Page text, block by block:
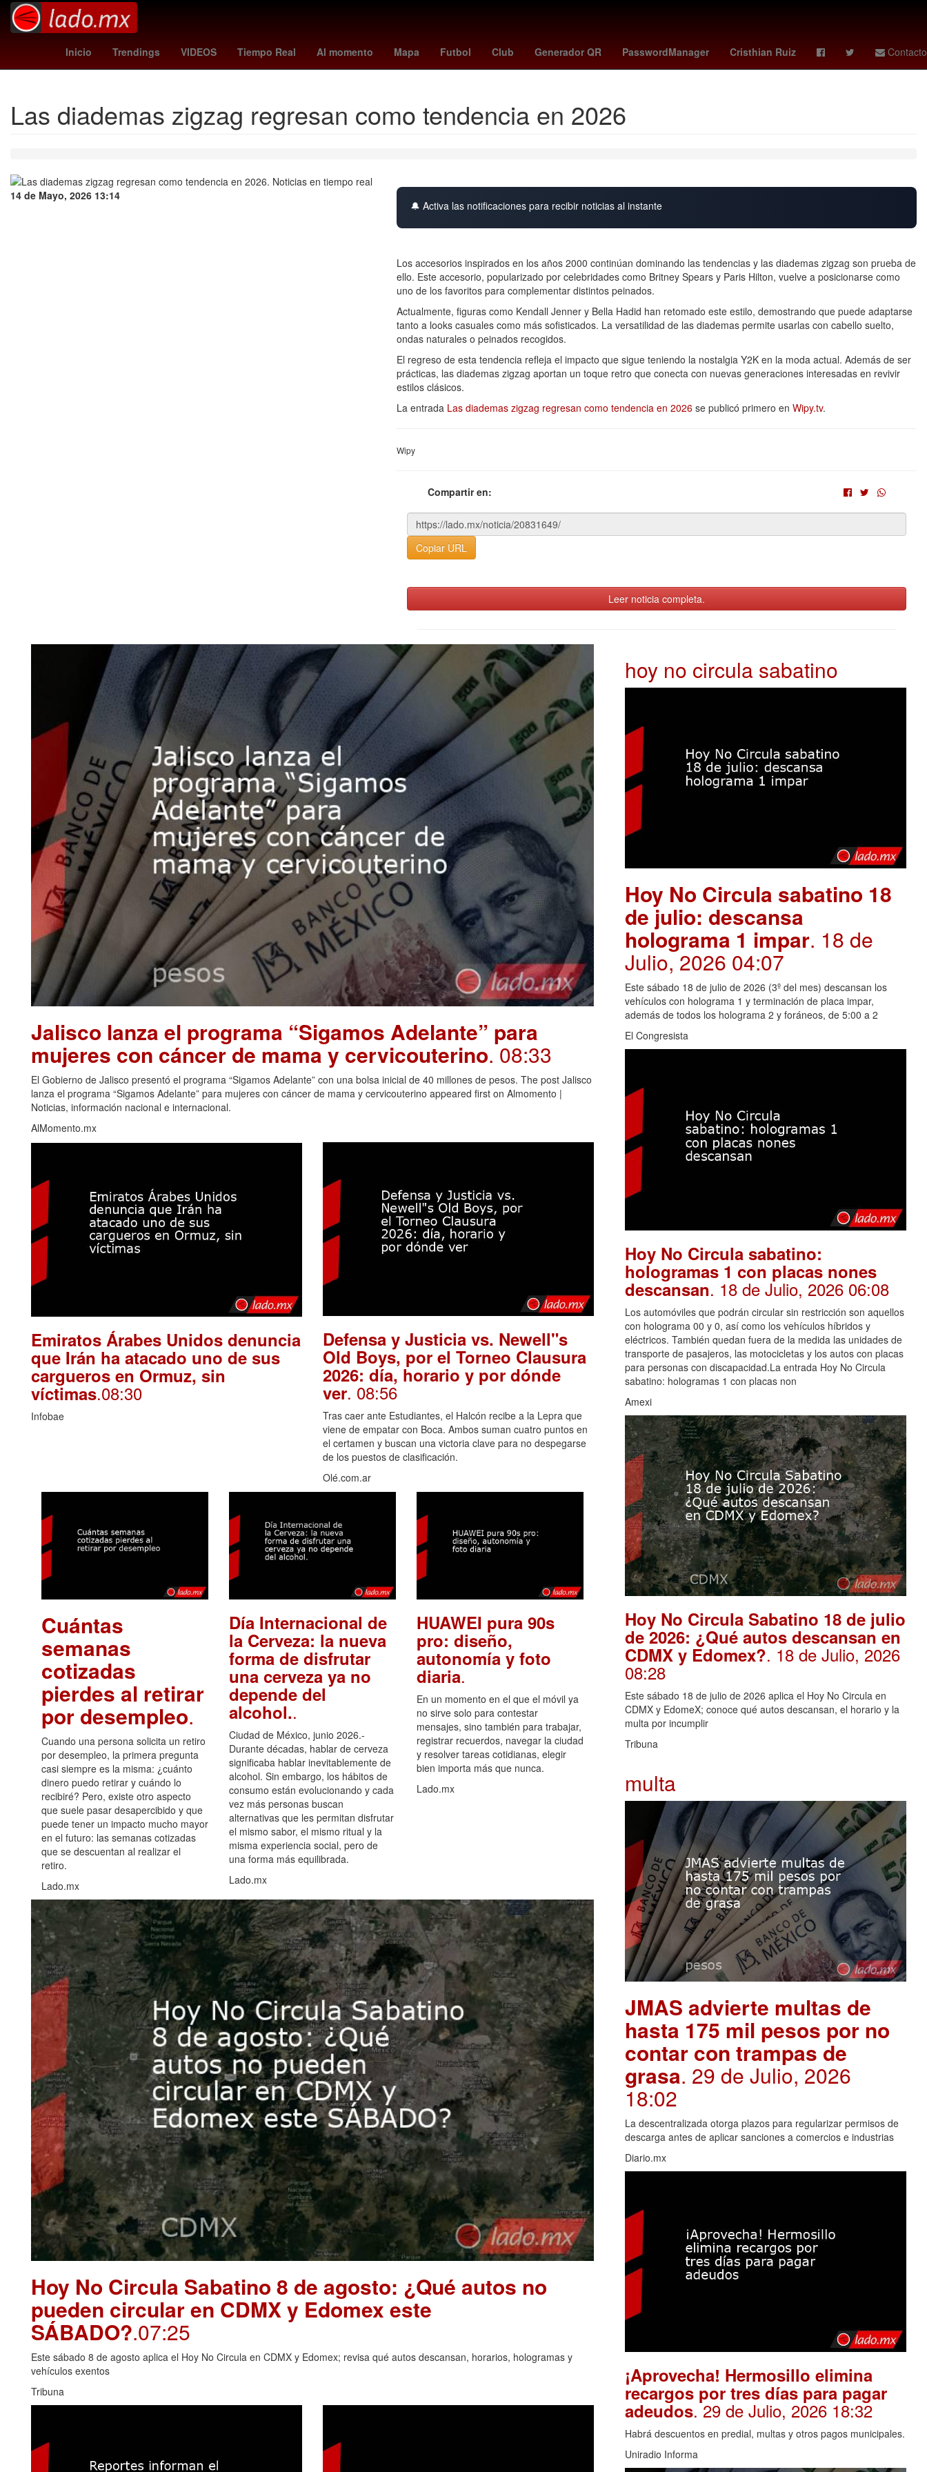
Inicio Trendings VIDEOS Tiempo Real Al momento Mapa Futbol Club Generador QR PasswordManager Cristhian Ruiz Contacto
mexico news Ubisoft Gobierno real madrid Cristiano Ronaldo The Addams Family 26 de marzo Agresión Empresa Puebla de Zaragoza
Las diademas zigzag regresan como tendencia en 2026
14 de Mayo, 2026 13:14
🔔 Activa las notificaciones para recibir noticias al instante
Los accesorios inspirados en los años 2000 continúan dominando las tendencias y las diademas zigzag son prueba de
ello. Este accesorio, popularizado por celebridades como Britney Spears y Paris Hilton, vuelve a posicionarse como
uno de los favoritos para complementar distintos peinados.
Actualmente, figuras como Kendall Jenner y Bella Hadid han retomado este estilo, demostrando que puede adaptarse
tanto a looks casuales como más sofisticados. La versatilidad de las diademas permite usarlas con cabello suelto,
ondas naturales o peinados recogidos.
El regreso de esta tendencia refleja el impacto que sigue teniendo la nostalgia Y2K en la moda actual. Además de ser
prácticas, las diademas zigzag aportan un toque retro que conecta con nuevas generaciones interesadas en revivir
estilos clásicos.
La entrada Las diademas zigzag regresan como tendencia en 2026 se publicó primero en Wipy.tv.
Wipy
Compartir en:
Copiar URL
Leer noticia completa.
Jalisco lanza el programa “Sigamos Adelante” para
mujeres con cáncer de mama y cervicouterino. 08:33
El Gobierno de Jalisco presentó el programa “Sigamos Adelante” con una bolsa inicial de 40 millones de pesos. The post Jalisco
lanza el programa “Sigamos Adelante” para mujeres con cáncer de mama y cervicouterino appeared first on Almomento |
Noticias, información nacional e internacional.
AlMomento.mx
Emiratos Árabes Unidos denuncia
que Irán ha atacado uno de sus
cargueros en Ormuz, sin
víctimas.08:30
Infobae
Defensa y Justicia vs. Newell"s
Old Boys, por el Torneo Clausura
2026: día, horario y por dónde
ver. 08:56
Tras caer ante Estudiantes, el Halcón recibe a la Lepra que
viene de empatar con Boca. Ambos suman cuatro puntos en
el certamen y buscan una victoria clave para no despegarse
de los puestos de clasificación.
Olé.com.ar
Cuántas
semanas
cotizadas
pierdes al retirar
por desempleo.
Cuando una persona solicita un retiro
por desempleo, la primera pregunta
casi siempre es la misma: ¿cuánto
dinero puedo retirar y cuándo lo
recibiré? Pero, existe otro aspecto
que suele pasar desapercibido y que
puede tener un impacto mucho mayor
en el futuro: las semanas cotizadas
que se descuentan al realizar el
retiro.
Lado.mx
Día Internacional de
la Cerveza: la nueva
forma de disfrutar
una cerveza ya no
depende del
alcohol..
Ciudad de México, junio 2026.-
Durante décadas, hablar de cerveza
significaba hablar inevitablemente de
alcohol. Sin embargo, los hábitos de
consumo están evolucionando y cada
vez más personas buscan
alternativas que les permitan disfrutar
el mismo sabor, el mismo ritual y la
misma experiencia social, pero de
una forma más equilibrada.
Lado.mx
HUAWEI pura 90s
pro: diseño,
autonomía y foto
diaria.
En un momento en el que el móvil ya
no sirve solo para contestar
mensajes, sino también para trabajar,
registrar recuerdos, navegar la ciudad
y resolver tareas cotidianas, elegir
bien importa más que nunca.
Lado.mx
Hoy No Circula Sabatino 8 de agosto: ¿Qué autos no
pueden circular en CDMX y Edomex este
SÁBADO?.07:25
Este sábado 8 de agosto aplica el Hoy No Circula en CDMX y Edomex; revisa qué autos descansan, horarios, hologramas y
vehículos exentos
Tribuna
hoy no circula sabatino
Hoy No Circula sabatino 18
de julio: descansa
holograma 1 impar. 18 de
Julio, 2026 04:07
Este sábado 18 de julio de 2026 (3º del mes) descansan los
vehículos con holograma 1 y terminación de placa impar,
además de todos los holograma 2 y foráneos, de 5:00 a 2
El Congresista
Hoy No Circula sabatino:
hologramas 1 con placas nones
descansan. 18 de Julio, 2026 06:08
Los automóviles que podrán circular sin restricción son aquellos
con holograma 00 y 0, así como los vehículos híbridos y
eléctricos. También quedan fuera de la medida las unidades de
transporte de pasajeros, las motocicletas y los autos con placas
para personas con discapacidad.La entrada Hoy No Circula
sabatino: hologramas 1 con placas non
Amexi
Hoy No Circula Sabatino 18 de julio
de 2026: ¿Qué autos descansan en
CDMX y Edomex?. 18 de Julio, 2026
08:28
Este sábado 18 de julio de 2026 aplica el Hoy No Circula en
CDMX y EdomeX; conoce qué autos descansan, el horario y la
multa por incumplir
Tribuna
multa
JMAS advierte multas de
hasta 175 mil pesos por no
contar con trampas de
grasa. 29 de Julio, 2026
18:02
La descentralizada otorga plazos para regularizar permisos de
descarga antes de aplicar sanciones a comercios e industrias
Diario.mx
¡Aprovecha! Hermosillo elimina
recargos por tres días para pagar
adeudos. 29 de Julio, 2026 18:32
Habrá descuentos en predial, multas y otros pagos municipales.
Uniradio Informa